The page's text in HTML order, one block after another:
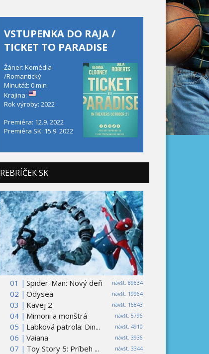
VSTUPENKA DO RAJA /
TICKET TO PARADISE
Žáner: Komédia
/Romantický
Minutáž: 0 min
Krajina:
Rok výroby: 2022
Premiéra: 12.9. 2022
Premiéra SK: 15.9. 2022
REBRÍČEK SK
01 | návšt. 89634
Spider-Man: Nový deň
02 |
návšt. 19964
Odysea
03 |
návšt. 16843
Kavej 2
04 |
návšt. 5796
Mimoni a monštrá
05 |
návšt. 4910
Labková patrola: Din...
06 |
návšt. 3936
Vaiana
07 |
návšt. 3344
Toy Story 5: Príbeh ...